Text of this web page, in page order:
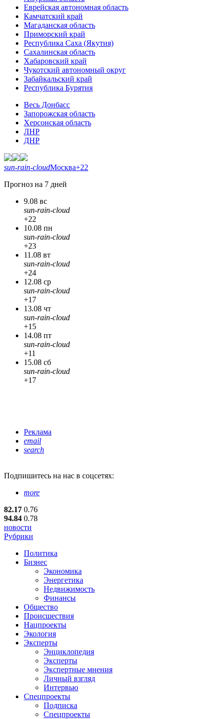
Еврейская автономная область
Камчатский край
Магаданская область
Приморский край
Республика Саха (Якутия)
Сахалинская область
Хабаровский край
Чукотский автономный округ
Забайкальский край
Республика Бурятия
Весь Донбасс
Запорожская область
Херсонская область
ЛНР
ДНР
sun-rain-cloudМосква+22
Прогноз на 7 дней
9.08 вс
sun-rain-cloud
+22
10.08 пн
sun-rain-cloud
+23
11.08 вт
sun-rain-cloud
+24
12.08 ср
sun-rain-cloud
+17
13.08 чт
sun-rain-cloud
+15
14.08 пт
sun-rain-cloud
+11
15.08 сб
sun-rain-cloud
+17
Реклама
email
search
Подпишитесь на нас в соцсетях:
more
82.17 0.76
94.84 0.78
новости
Рубрики
Политика
Бизнес
Экономика
Энергетика
Недвижимость
Финансы
Общество
Происшествия
Нацпроекты
Экология
Эксперты
Энциклопедия
Эксперты
Экспертные мнения
Личный взгляд
Интервью
Спецпроекты
Подписка
Спецпроекты